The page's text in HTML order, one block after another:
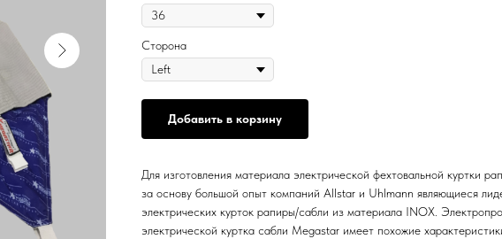
Сторона
Добавить в корзину
Для изготовления материала электрической фехтовальной куртки
за основу большой опыт компаний Allstar и Uhlmann являющиеся
электрических курток рапиры/сабли из материала INOX.
электрической куртка сабли Megastar имеет похожие